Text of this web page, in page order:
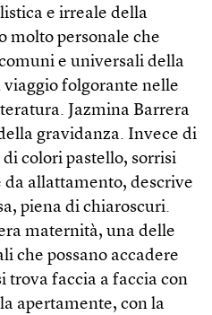
e irreale della
molto personale che
e universali della
folgorante nelle
Jazmina Barrera
gravidanza. Invece di
colori pastello, sorrisi
allattamento, descrive
piena di chiaroscuri.
maternità, una delle
che possano accadere
trova faccia a faccia con
apertamente, con la